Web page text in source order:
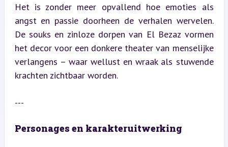
Het is zonder meer opvallend hoe emoties als
angst en passie doorheen de verhalen wervelen.
De souks en zinloze dorpen van El Bezaz vormen
het decor voor een donkere theater van menselijke
verlangens – waar wellust en wraak als stuwende
krachten zichtbaar worden.
---
Personages en karakteruitwerking